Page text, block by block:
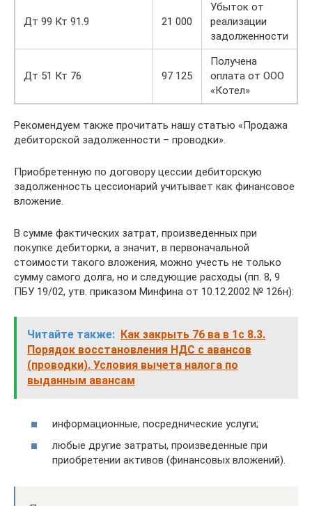
Дт 99 Кт 91.9 21 000
Убыток от
реализации
задолженности
Дт 51 Кт 76 97 125
Получена
оплата от ООО
«Котел»
Рекомендуем также прочитать нашу статью «Продажа
дебиторской задолженности – проводки».
Приобретенную по договору цессии дебиторскую
задолженность цессионарий учитывает как финансовое
вложение.
В сумме фактических затрат, произведенных при
покупке дебиторки, а значит, в первоначальной
стоимости такого вложения, можно учесть не только
сумму самого долга, но и следующие расходы (пп. 8, 9
ПБУ 19/02, утв. приказом Минфина от 10.12.2002 № 126н):
Читайте также: Как закрыть 76 ва в 1с 8.3.
Порядок восстановления НДС с авансов
(проводки). Условия вычета налога по
выданным авансам
информационные, посреднические услуги;
любые другие затраты, произведенные при
приобретении активов (финансовых вложений).